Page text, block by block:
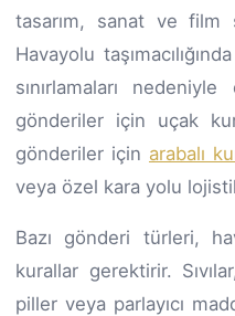
tasarım, sanat ve film
Havayolu
sınırlamaları
gönderiler için uçak
gönderiler için arabalı
veya özel kara yolu
Bazı gönderi türleri,
kurallar gerektirir.
piller veya parlayıcı